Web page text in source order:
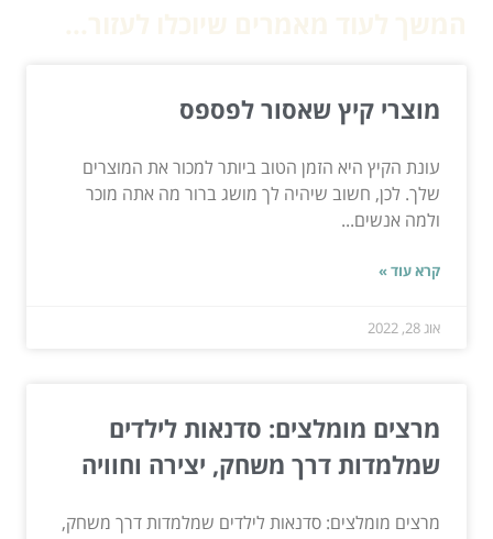
מוצרי קיץ שאסור לפספס
עונת הקיץ היא הזמן הטוב ביותר למכור את המוצרים
שלך. לכן, חשוב שיהיה לך מושג ברור מה אתה מוכר
ולמה אנשים...
קרא עוד »
אוג 28, 2022
מרצים מומלצים: סדנאות לילדים
שמלמדות דרך משחק, יצירה וחוויה
מרצים מומלצים: סדנאות לילדים שמלמדות דרך משחק,